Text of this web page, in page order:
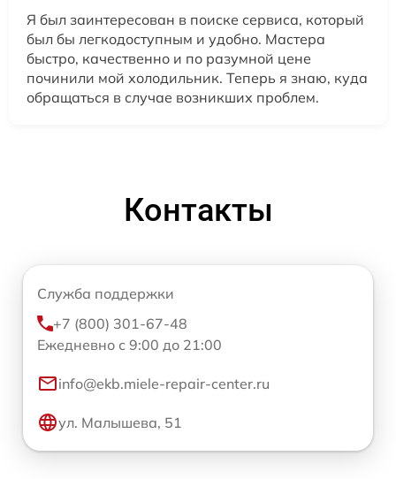
Я был заинтересован в поиске сервиса, который
был бы легкодоступным и удобно. Мастера
быстро, качественно и по разумной цене
починили мой холодильник. Теперь я знаю, куда
обращаться в случае возникших проблем.
Контакты
Служба поддержки
+7 (800) 301-67-48
Ежедневно с 9:00 до 21:00
info@ekb.miele-repair-center.ru
ул. Малышева, 51